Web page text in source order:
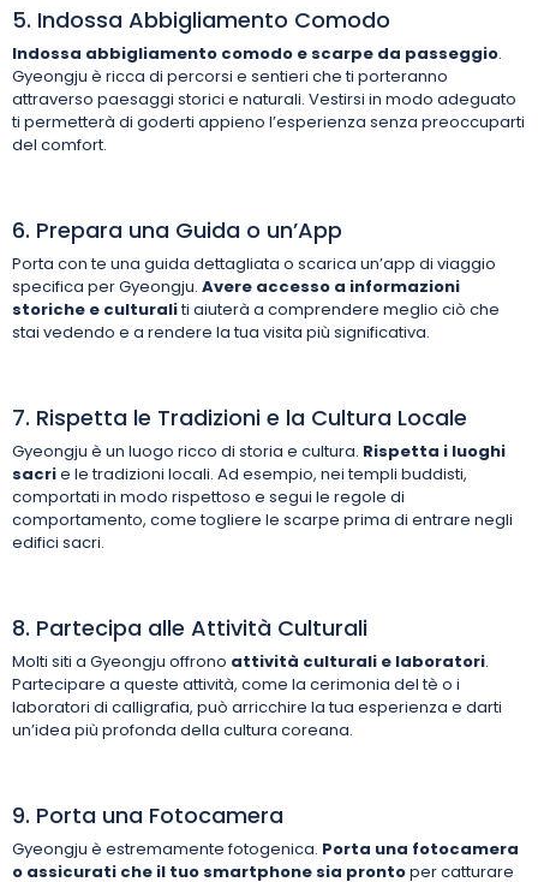
5. Indossa Abbigliamento Comodo
Indossa abbigliamento comodo e scarpe da passeggio.
Gyeongju è ricca di percorsi e sentieri che ti porteranno
attraverso paesaggi storici e naturali. Vestirsi in modo adeguato
ti permetterà di goderti appieno l’esperienza senza preoccuparti
del comfort.
6. Prepara una Guida o un’App
Porta con te una guida dettagliata o scarica un’app di viaggio
specifica per Gyeongju. Avere accesso a informazioni
storiche e culturaliti aiuterà a comprendere meglio ciò che
stai vedendo e a rendere la tua visita più significativa.
7. Rispetta le Tradizioni e la Cultura Locale
Gyeongju è un luogo ricco di storia e cultura. Rispetta i luoghi
sacrie le tradizioni locali. Ad esempio, nei templi buddisti,
comportati in modo rispettoso e segui le regole di
comportamento, come togliere le scarpe prima di entrare negli
edifici sacri.
8. Partecipa alle Attività Culturali
Molti siti a Gyeongju offrono attività culturali e laboratori.
Partecipare a queste attività, come la cerimonia del tè o i
laboratori di calligrafia, può arricchire la tua esperienza e darti
un’idea più profonda della cultura coreana.
9. Porta una Fotocamera
Gyeongju è estremamente fotogenica. Porta una fotocamera
o assicurati che il tuo smartphone sia prontoper catturare